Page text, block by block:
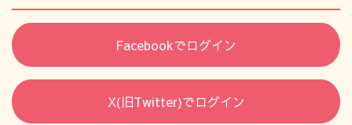
Facebookでログイン
X(旧Twitter)でログイン